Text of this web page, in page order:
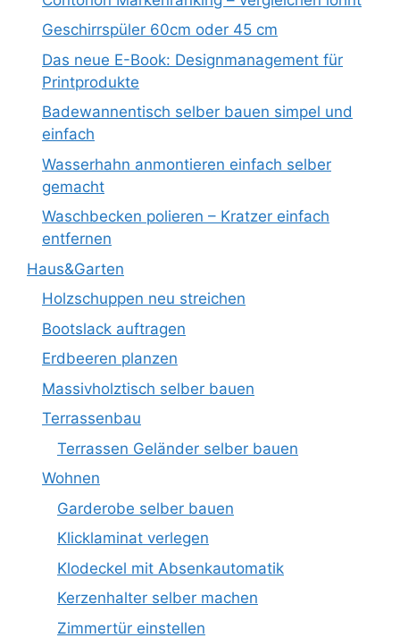
Geschirrspüler 60cm oder 45 cm
Das neue E-Book: Designmanagement für
Printprodukte
Badewannentisch selber bauen simpel und
einfach
Wasserhahn anmontieren einfach selber
gemacht
Waschbecken polieren – Kratzer einfach
entfernen
Haus&Garten
Holzschuppen neu streichen
Bootslack auftragen
Erdbeeren planzen
Massivholztisch selber bauen
Terrassenbau
Terrassen Geländer selber bauen
Wohnen
Garderobe selber bauen
Klicklaminat verlegen
Klodeckel mit Absenkautomatik
Kerzenhalter selber machen
Zimmertür einstellen